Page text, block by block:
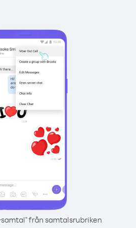
från samtalsrubriken